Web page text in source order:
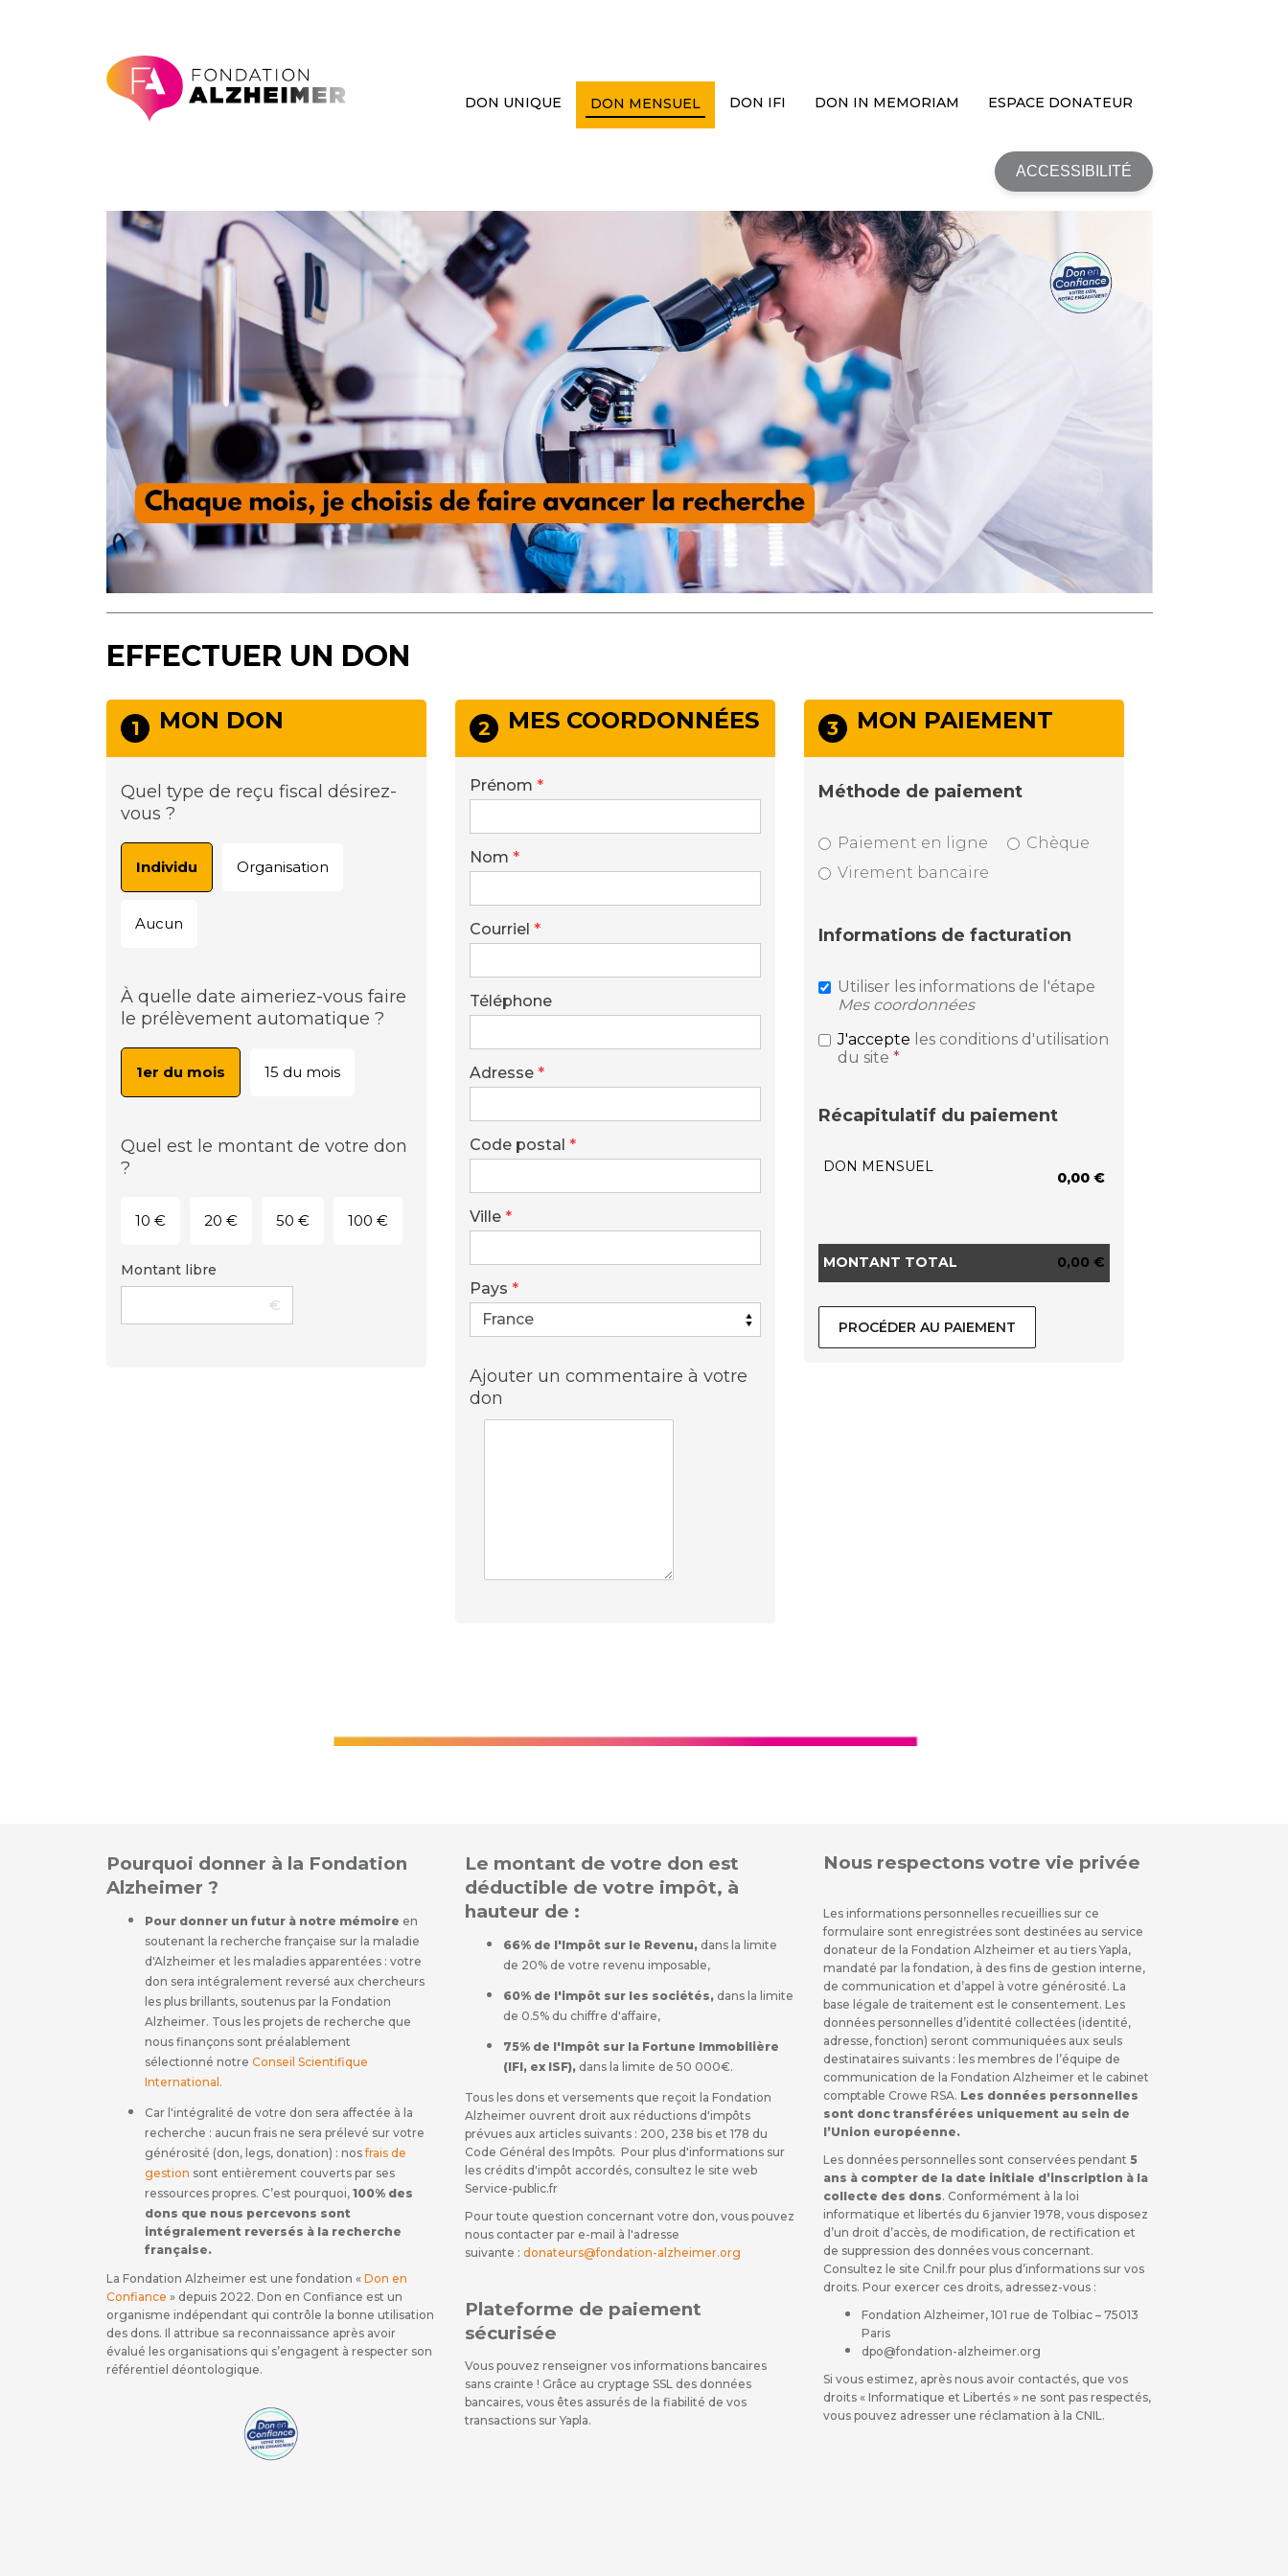
DON UNIQUE DON MENSUEL DON IFI DON IN MEMORIAM ESPACE DONATEUR
ACCESSIBILITÉ
EFFECTUER UN DON
1 MON DON
Quel type de reçu fiscal désirez-
vous ?
Individu Organisation
Aucun
À quelle date aimeriez-vous faire
le prélèvement automatique ?
1er du mois 15 du mois
Quel est le montant de votre don
?
10 € 20 € 50 € 100 €
Montant libre
2 MES COORDONNÉES
Prénom *
Nom *
Courriel *
Téléphone
Adresse *
Code postal *
Ville *
Pays *
Ajouter un commentaire à votre
don
3 MON PAIEMENT
Méthode de paiement
Paiement en ligne
Chèque
Virement bancaire
Informations de facturation
Utiliser les informations de l'étape
Mes coordonnées
J'accepte les conditions d'utilisation
du site *
Récapitulatif du paiement
DON MENSUEL
0,00 €
MONTANT TOTAL 0,00 €
PROCÉDER AU PAIEMENT
Pourquoi donner à la Fondation
Alzheimer ?
Pour donner un futur à notre mémoire en
soutenant la recherche française sur la maladie
d'Alzheimer et les maladies apparentées : votre
don sera intégralement reversé aux chercheurs
les plus brillants, soutenus par la Fondation
Alzheimer. Tous les projets de recherche que
nous finançons sont préalablement
sélectionné notre Conseil Scientifique
International.
Car l'intégralité de votre don sera affectée à la
recherche : aucun frais ne sera prélevé sur votre
générosité (don, legs, donation) : nosfrais de
gestion sont entièrement couverts par ses
ressources propres. C’est pourquoi, 100% des
dons que nous percevons sont
intégralement reversés à la recherche
française.
La Fondation Alzheimer est une fondation « Don en
Confiance » depuis 2022. Don en Confiance est un
organisme indépendant qui contrôle la bonne utilisation
des dons. Il attribue sa reconnaissance après avoir
évalué les organisations qui s’engagent à respecter son
référentiel déontologique.
Le montant de votre don est
déductible de votre impôt, à
hauteur de :
66% de l'Impôt sur le Revenu, dans la limite
de 20% de votre revenu imposable,
60% de l'impôt sur les sociétés, dans la limite
de 0.5% du chiffre d'affaire,
75% de l'Impôt sur la Fortune Immobilière
(IFI, ex ISF), dans la limite de 50 000€.
Tous les dons et versements que reçoit la Fondation
Alzheimer ouvrent droit aux réductions d'impôts
prévues aux articles suivants : 200, 238 bis et 178 du
Code Général des Impôts. Pour plus d'informations sur
les crédits d'impôt accordés, consultez le site web
Service-public.fr
Pour toute question concernant votre don, vous pouvez
nous contacter par e-mail à l'adresse
suivante : donateurs@fondation-alzheimer.org
Plateforme de paiement
sécurisée
Vous pouvez renseigner vos informations bancaires
sans crainte ! Grâce au cryptage SSL des données
bancaires, vous êtes assurés de la fiabilité de vos
transactions sur Yapla.
Nous respectons votre vie privée
Les informations personnelles recueillies sur ce
formulaire sont enregistrées sont destinées au service
donateur de la Fondation Alzheimer et au tiers Yapla,
mandaté par la fondation, à des fins de gestion interne,
de communication et d’appel à votre générosité. La
base légale de traitement est le consentement. Les
données personnelles d’identité collectées (identité,
adresse, fonction) seront communiquées aux seuls
destinataires suivants : les membres de l’équipe de
communication de la Fondation Alzheimer et le cabinet
comptable Crowe RSA. Les données personnelles
sont donc transférées uniquement au sein de
l’Union européenne.
Les données personnelles sont conservées pendant 5
ans à compter de la date initiale d’inscription à la
collecte des dons. Conformément à la loi
informatique et libertés du 6 janvier 1978, vous disposez
d’un droit d’accès, de modification, de rectification et
de suppression des données vous concernant.
Consultez le site Cnil.fr pour plus d’informations sur vos
droits. Pour exercer ces droits, adressez-vous :
Fondation Alzheimer, 101 rue de Tolbiac – 75013
Paris
dpo@fondation-alzheimer.org
Si vous estimez, après nous avoir contactés, que vos
droits « Informatique et Libertés » ne sont pas respectés,
vous pouvez adresser une réclamation à la CNIL.